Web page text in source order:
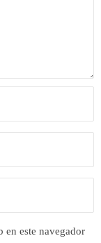
en este navegador